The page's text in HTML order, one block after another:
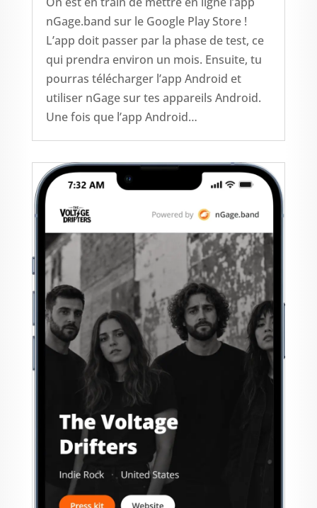
nGage.band sur le Google Play Store !
L’app doit passer par la phase de test, ce
qui prendra environ un mois. Ensuite, tu
pourras télécharger l’app Android et
utiliser nGage sur tes appareils Android.
Une fois que l’app Android…